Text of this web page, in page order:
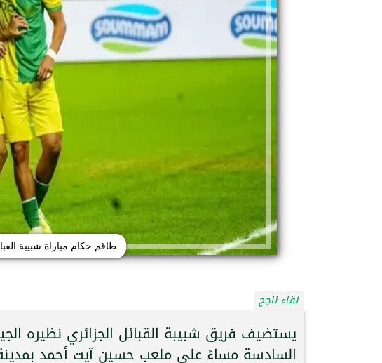
طاقم حكام مباراة شبيبة
لقاء ناجح
يستضيف فريق شبيبة القبائل الجزائري نظيره
السادسة مساءً على ملعب حسين آيت أحمد